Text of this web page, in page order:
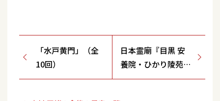
「水戸黄門」（全
10回）
日本霊廟『目黒 安
養院・ひかり陵苑』
多くのお客様にご満